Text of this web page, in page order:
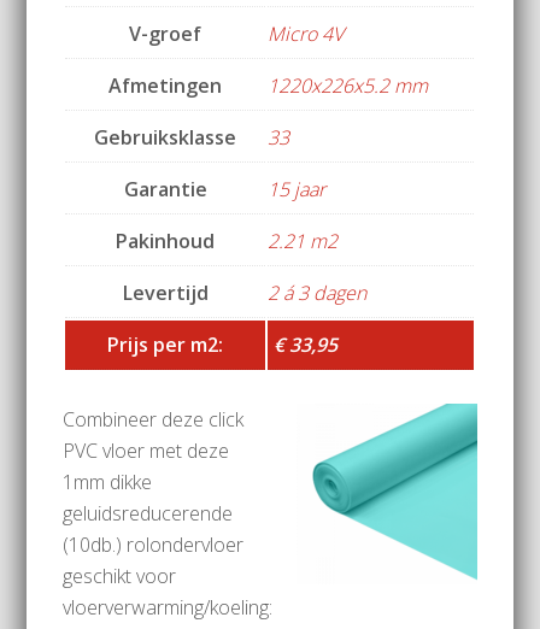
V-groef
Micro 4V
Afmetingen
1220x226x5.2 mm
Gebruiksklasse
33
Garantie
15 jaar
Pakinhoud
2.21 m2
Levertijd
2 á 3 dagen
Prijs per m2:
€ 33,95
Combineer deze click
PVC vloer met deze
1mm dikke
geluidsreducerende
(10db.) rolondervloer
geschikt voor
vloerverwarming/koeling: